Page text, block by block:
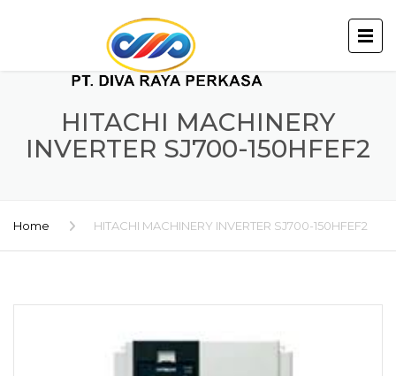
HITACHI MACHINERY
INVERTER SJ700-150HFEF2
Home HITACHI MACHINERY INVERTER SJ700-150HFEF2